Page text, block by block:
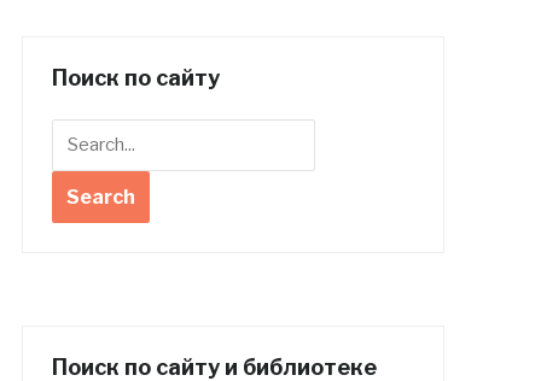
Поиск по сайту
Поиск по сайту и библиотеке